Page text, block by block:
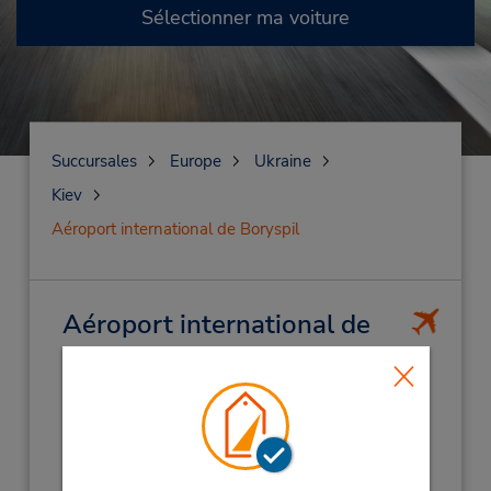
Sélectionner ma voiture
Succursales Europe
Ukraine
Kiev
Aéroport international de Boryspil
Aéroport international de
Boryspil(K6V)
Kiev Boryspil Airport Terminal D,
Ukraine